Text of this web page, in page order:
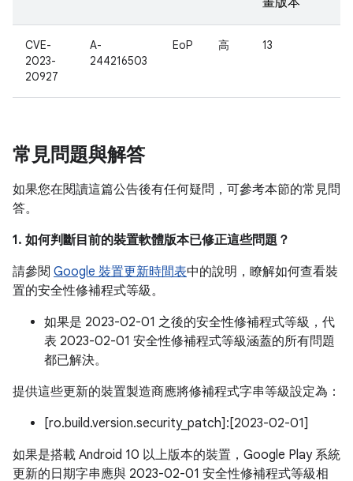
CVE-
2023-
20927
A-
244216503
EoP 高 13
常見問題與解答
如果您在閱讀這篇公告後有任何疑問，可參考本節的常見問
答。
1. 如何判斷目前的裝置軟體版本已修正這些問題？
請參閱 Google 裝置更新時間表中的說明，瞭解如何查看裝
置的安全性修補程式等級。
如果是 2023-02-01 之後的安全性修補程式等級，代
表 2023-02-01 安全性修補程式等級涵蓋的所有問題
都已解決。
提供這些更新的裝置製造商應將修補程式字串等級設定為：
[ro.build.version.security_patch]:[2023-02-01]
如果是搭載 Android 10 以上版本的裝置，Google Play 系統
更新的日期字串應與 2023-02-01 安全性修補程式等級相